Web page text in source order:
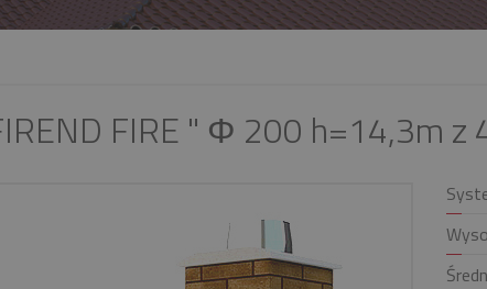
FIRE " Φ 200 h=14,3m z